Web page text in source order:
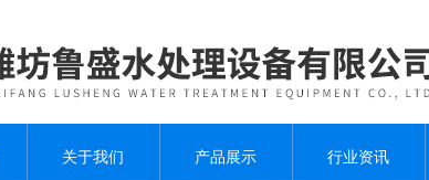
关于我们 产品展示 行业资讯